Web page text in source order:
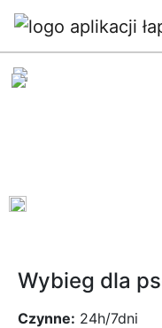
Wybieg dla
Czynne: 24h/7dni